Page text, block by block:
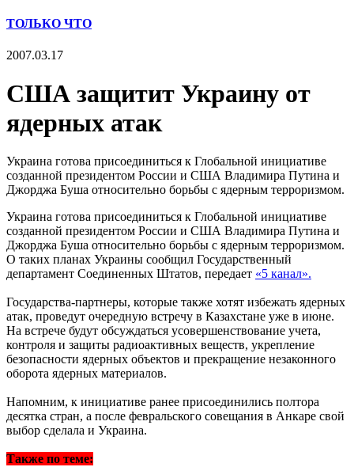
ТОЛЬКО ЧТО
2007.03.17
США защитит Украину от
ядерных атак
Украина готова присоединиться к Глобальной инициативе
созданной президентом России и США Владимира Путина и
Джорджа Буша относительно борьбы с ядерным терроризмом.
Украина готова присоединиться к Глобальной инициативе
созданной президентом России и США Владимира Путина и
Джорджа Буша относительно борьбы с ядерным терроризмом.
О таких планах Украины сообщил Государственный
департамент Соединенных Штатов, передает «5 канал».
Государства-партнеры, которые также хотят избежать ядерных
атак, проведут очередную встречу в Казахстане уже в июне.
На встрече будут обсуждаться усовершенствование учета,
контроля и защиты радиоактивных веществ, укрепление
безопасности ядерных объектов и прекращение незаконного
оборота ядерных материалов.
Напомним, к инициативе ранее присоединились полтора
десятка стран, а после февральского совещания в Анкаре свой
выбор сделала и Украина.
Также по теме: